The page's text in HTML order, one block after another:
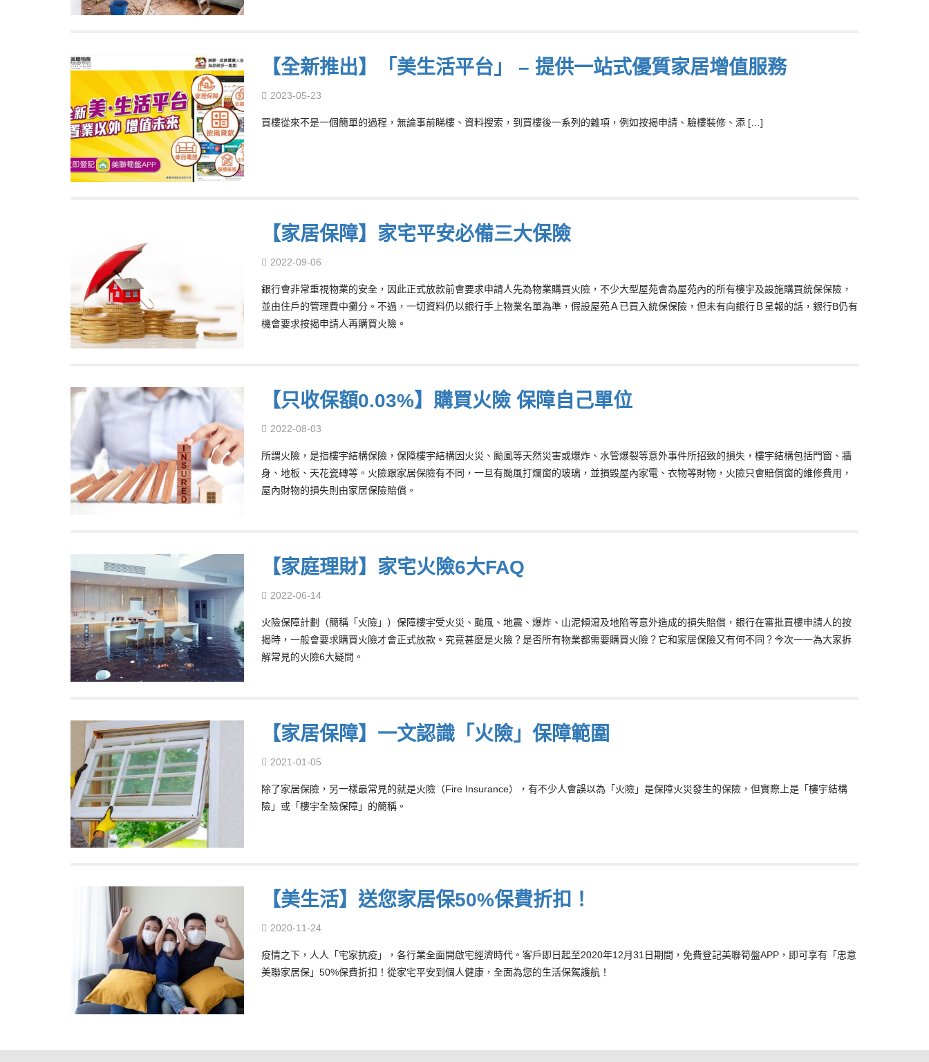
【全新推出】「美生活平台」 – 提供一站式優質家居增值服務
2023-05-23
買樓從來不是一個簡單的過程，無論事前睇樓、資料搜索，到買樓後一系列的雜項，例如按揭申請、驗樓裝修、添 […]
【家居保障】家宅平安必備三大保險
2022-09-06
銀行會非常重視物業的安全，因此正式放款前會要求申請人先為物業購買火險，不少大型屋苑會為屋苑內的所有樓宇及設施購買統保保險，
並由住戶的管理費中攤分。不過，一切資料仍以銀行手上物業名單為準，假設屋苑Ａ已買入統保保險，但未有向銀行Ｂ呈報的話，銀行B仍有
機會要求按揭申請人再購買火險。
【只收保額0.03%】購買火險 保障自己單位
2022-08-03
所謂火險，是指樓宇結構保險，保障樓宇結構因火災、颱風等天然災害或爆炸、水管爆裂等意外事件所招致的損失，樓宇結構包括門窗、牆
身、地板、天花瓷磚等。火險跟家居保險有不同，一旦有颱風打爛窗的玻璃，並損毀屋內家電、衣物等財物，火險只會賠償窗的維修費用，
屋內財物的損失則由家居保險賠償。
【家庭理財】家宅火險6大FAQ
2022-06-14
火險保障計劃（簡稱「火險」）保障樓宇受火災、颱風、地震、爆炸、山泥傾瀉及地陷等意外造成的損失賠償，銀行在審批買樓申請人的按
揭時，一般會要求購買火險才會正式放款。究竟甚麼是火險？是否所有物業都需要購買火險？它和家居保險又有何不同？今次一一為大家拆
解常見的火險6大疑問。
【家居保障】一文認識「火險」保障範圍
2021-01-05
除了家居保險，另一樣最常見的就是火險（Fire Insurance），有不少人會誤以為「火險」是保障火災發生的保險，但實際上是「樓宇結構
險」或「樓宇全險保障」的簡稱。
【美生活】送您家居保50%保費折扣！
2020-11-24
疫情之下，人人「宅家抗疫」，各行業全面開啟宅經濟時代。客戶即日起至2020年12月31日期間，免費登記美聯筍盤APP，即可享有「忠意
美聯家居保」50%保費折扣！從家宅平安到個人健康，全面為您的生活保駕護航！